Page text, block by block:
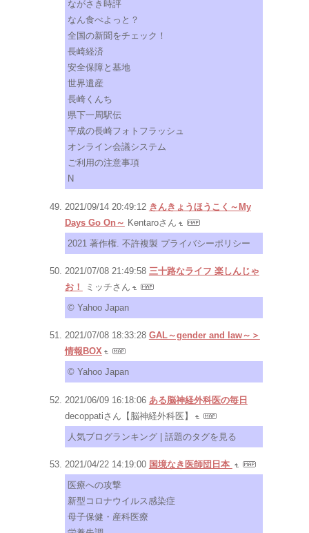
ながさき時評
なん食べよっと？
全国の新聞をチェック！
長崎経済
安全保障と基地
世界遺産
長崎くんち
県下一周駅伝
平成の長崎フォトフラッシュ
オンライン会議システム
ご利用の注意事項
N
2021/09/14 20:49:12 きんきょうほうこく～My
Days Go On～ Kentaroさん
2021 著作権. 不許複製 プライバシーポリシー
2021/07/08 21:49:58 三十路なライフ 楽しんじゃ
お！
ミッチさん
© Yahoo Japan
2021/07/08 18:33:28 GAL～gender and law～＞
情報BOX
© Yahoo Japan
2021/06/09 16:18:06 ある脳神経外科医の毎日
decoppatiさん【脳神経外科医】
人気ブログランキング | 話題のタグを見る
2021/04/22 14:19:00 国境なき医師団日本
医療への攻撃
新型コロナウイルス感染症
母子保健・産科医療